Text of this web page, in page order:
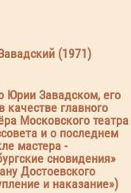
(1971)
Юрии Завадском, его
качестве главного
Московского театра
и о последнем
мастера -
сновидения»
Достоевского
и наказание»)